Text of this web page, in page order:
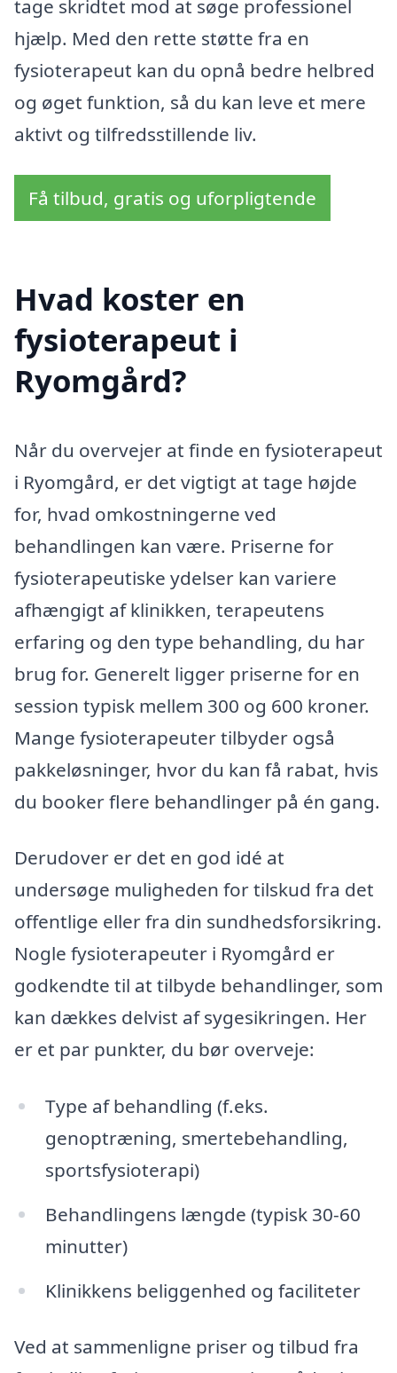
tage skridtet mod at søge professionel
hjælp. Med den rette støtte fra en
fysioterapeut kan du opnå bedre helbred
og øget funktion, så du kan leve et mere
aktivt og tilfredsstillende liv.
Få tilbud, gratis og uforpligtende
Hvad koster en
fysioterapeut i
Ryomgård?
Når du overvejer at finde en fysioterapeut
i Ryomgård, er det vigtigt at tage højde
for, hvad omkostningerne ved
behandlingen kan være. Priserne for
fysioterapeutiske ydelser kan variere
afhængigt af klinikken, terapeutens
erfaring og den type behandling, du har
brug for. Generelt ligger priserne for en
session typisk mellem 300 og 600 kroner.
Mange fysioterapeuter tilbyder også
pakkeløsninger, hvor du kan få rabat, hvis
du booker flere behandlinger på én gang.
Derudover er det en god idé at
undersøge muligheden for tilskud fra det
offentlige eller fra din sundhedsforsikring.
Nogle fysioterapeuter i Ryomgård er
godkendte til at tilbyde behandlinger, som
kan dækkes delvist af sygesikringen. Her
er et par punkter, du bør overveje:
Type af behandling (f.eks.
genoptræning, smertebehandling,
sportsfysioterapi)
Behandlingens længde (typisk 30-60
minutter)
Klinikkens beliggenhed og faciliteter
Ved at sammenligne priser og tilbud fra